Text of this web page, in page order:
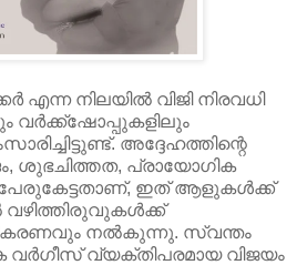
എന്ന നിലയിൽ വിജി നിരവധി
അദ്ദേഹത്തിന്റെ
ശുഭചിത്തത, പ്രായോഗിക
പേരുകേട്ടതാണ്, ഇത് ആളുകൾക്ക്
വഴിത്തിരുവുകൾക്ക്
നൽകുന്നു. സ്വന്തം
വർഗീസ് വ്യക്തിപരമായ വിജയം